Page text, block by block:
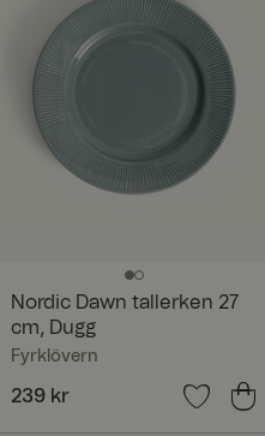
Nordic Dawn tallerken 27
cm, Dugg
Fyrklövern
Pris :239 kr
239 kr